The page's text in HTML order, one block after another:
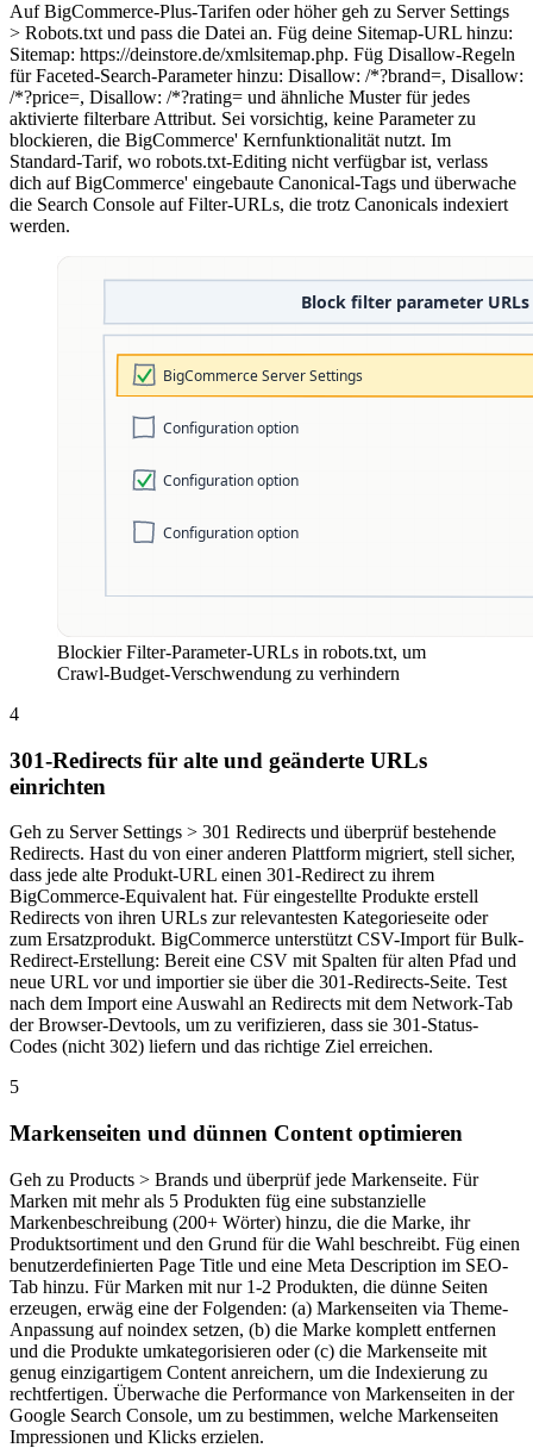
Auf BigCommerce-Plus-Tarifen oder höher geh zu Server Settings
> Robots.txt und pass die Datei an. Füg deine Sitemap-URL hinzu:
Sitemap: https://deinstore.de/xmlsitemap.php. Füg Disallow-Regeln
für Faceted-Search-Parameter hinzu: Disallow: /*?brand=, Disallow:
/*?price=, Disallow: /*?rating= und ähnliche Muster für jedes
aktivierte filterbare Attribut. Sei vorsichtig, keine Parameter zu
blockieren, die BigCommerce' Kernfunktionalität nutzt. Im
Standard-Tarif, wo robots.txt-Editing nicht verfügbar ist, verlass
dich auf BigCommerce' eingebaute Canonical-Tags und überwache
die Search Console auf Filter-URLs, die trotz Canonicals indexiert
werden.
Blockier Filter-Parameter-URLs in robots.txt, um
Crawl-Budget-Verschwendung zu verhindern
4
301-Redirects für alte und geänderte URLs
einrichten
Geh zu Server Settings > 301 Redirects und überprüf bestehende
Redirects. Hast du von einer anderen Plattform migriert, stell sicher,
dass jede alte Produkt-URL einen 301-Redirect zu ihrem
BigCommerce-Equivalent hat. Für eingestellte Produkte erstell
Redirects von ihren URLs zur relevantesten Kategorieseite oder
zum Ersatzprodukt. BigCommerce unterstützt CSV-Import für Bulk-
Redirect-Erstellung: Bereit eine CSV mit Spalten für alten Pfad und
neue URL vor und importier sie über die 301-Redirects-Seite. Test
nach dem Import eine Auswahl an Redirects mit dem Network-Tab
der Browser-Devtools, um zu verifizieren, dass sie 301-Status-
Codes (nicht 302) liefern und das richtige Ziel erreichen.
5
Markenseiten und dünnen Content optimieren
Geh zu Products > Brands und überprüf jede Markenseite. Für
Marken mit mehr als 5 Produkten füg eine substanzielle
Markenbeschreibung (200+ Wörter) hinzu, die die Marke, ihr
Produktsortiment und den Grund für die Wahl beschreibt. Füg einen
benutzerdefinierten Page Title und eine Meta Description im SEO-
Tab hinzu. Für Marken mit nur 1-2 Produkten, die dünne Seiten
erzeugen, erwäg eine der Folgenden: (a) Markenseiten via Theme-
Anpassung auf noindex setzen, (b) die Marke komplett entfernen
und die Produkte umkategorisieren oder (c) die Markenseite mit
genug einzigartigem Content anreichern, um die Indexierung zu
rechtfertigen. Überwache die Performance von Markenseiten in der
Google Search Console, um zu bestimmen, welche Markenseiten
Impressionen und Klicks erzielen.